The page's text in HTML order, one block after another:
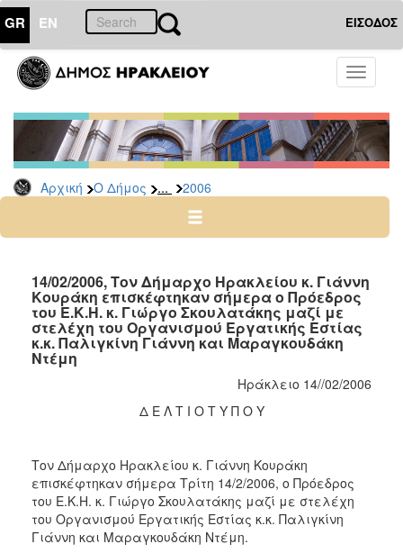
GR EN ΕΙΣΟΔΟΣ
Toggle
Αρχική Ο Δήμος ... 2006
ΔΗΜΟΣ
Δελτία
Τύπου
Αρχείο
2026
2024
2022
2021
2020
2016
2015
2013
2012
14/02/2006, Τον Δήμαρχο Ηρακλείου κ. Γιάννη
Κουράκη επισκέφτηκαν σήμερα ο Πρόεδρος
του Ε.Κ.Η. κ. Γιώργο Σκουλατάκης μαζί με
στελέχη του Οργανισμού Εργατικής Εστίας
κ.κ. Παλιγκίνη Γιάννη και Μαραγκουδάκη
Ντέμη
Ηράκλειο 14//02/2006
Δ Ε Λ Τ Ι Ο Τ Υ Π Ο Υ
Τον Δήμαρχο Ηρακλείου κ. Γιάννη Κουράκη
επισκέφτηκαν σήμερα Τρίτη 14/2/2006, ο Πρόεδρος
του Ε.Κ.Η. κ. Γιώργο Σκουλατάκης μαζί με στελέχη
του Οργανισμού Εργατικής Εστίας κ.κ. Παλιγκίνη
Γιάννη και Μαραγκουδάκη Ντέμη.